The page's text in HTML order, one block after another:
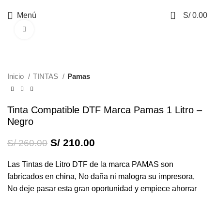
Menú 0 S/0.00
Inicio TINTAS Pamas
Tinta Compatible DTF Marca Pamas 1 Litro –
Negro
S/260.00 S/ 210.00
Las Tintas de Litro DTF de la marca PAMAS son
fabricados en china, No daña ni malogra su impresora,
No deje pasar esta gran oportunidad y empiece ahorrar